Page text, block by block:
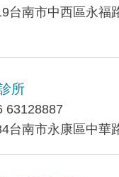
台南市中西區永福
所
63128887
台南市永康區中華